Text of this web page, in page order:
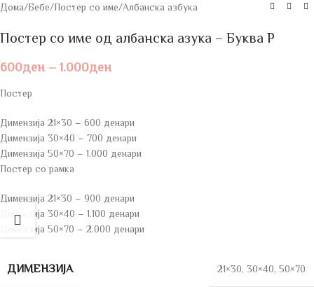
Дома/Бебе/Постер со име/Албанска азбука
Постер со име од албанска азука – Буква P
600ден – 1.000ден
Постер
Димензија 21×30 – 600 денари
Димензија 30×40 – 700 денари
Димензија 50×70 – 1.000 денари
Постер со рамка
Димензија 21×30 – 900 денари
Димензија 30×40 – 1.100 денари
Димензија 50×70 – 2.000 денари
ДИМЕНЗИЈА 21×30, 30×40, 50×70